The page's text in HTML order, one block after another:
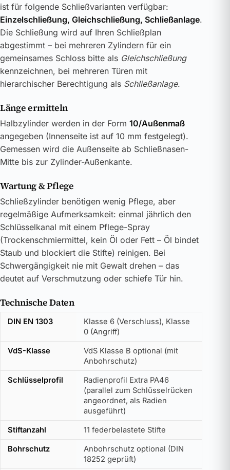
ist für folgende Schließvarianten verfügbar:
Einzelschließung, Gleichschließung, Schließanlage.
Die Schließung wird auf Ihren Schließplan
abgestimmt – bei mehreren Zylindern für ein
gemeinsames Schloss bitte als Gleichschließung
kennzeichnen, bei mehreren Türen mit
hierarchischer Berechtigung als Schließanlage.
Länge ermitteln
Halbzylinder werden in der Form 10/Außenmaß
angegeben (Innenseite ist auf 10 mm festgelegt).
Gemessen wird die Außenseite ab Schließnasen-
Mitte bis zur Zylinder-Außenkante.
Wartung & Pflege
Schließzylinder benötigen wenig Pflege, aber
regelmäßige Aufmerksamkeit: einmal jährlich den
Schlüsselkanal mit einem Pflege-Spray
(Trockenschmiermittel, kein Öl oder Fett – Öl bindet
Staub und blockiert die Stifte) reinigen. Bei
Schwergängigkeit nie mit Gewalt drehen – das
deutet auf Verschmutzung oder schiefe Tür hin.
Technische Daten
DIN EN 1303
Klasse 6 (Verschluss), Klasse
0 (Angriff)
VdS-Klasse
VdS Klasse B optional (mit
Anbohrschutz)
Schlüsselprofil
Radienprofil Extra PA46
(parallel zum Schlüsselrücken
angeordnet, als Radien
ausgeführt)
Stiftanzahl 11 federbelastete Stifte
Bohrschutz
Anbohrschutz optional (DIN
18252 geprüft)